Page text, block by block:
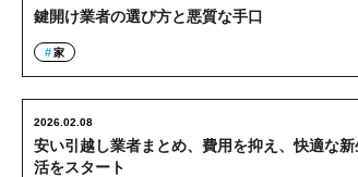
鍵開け業者の選び方と悪質な手口
家
安い引越し業者まとめ、費用を抑え、快適な新
活をスタート
2026.02.08